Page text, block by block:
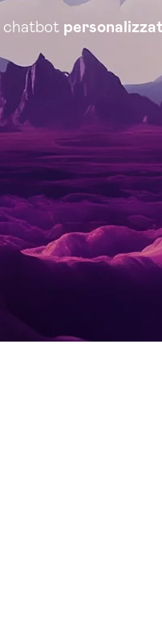
chatbot